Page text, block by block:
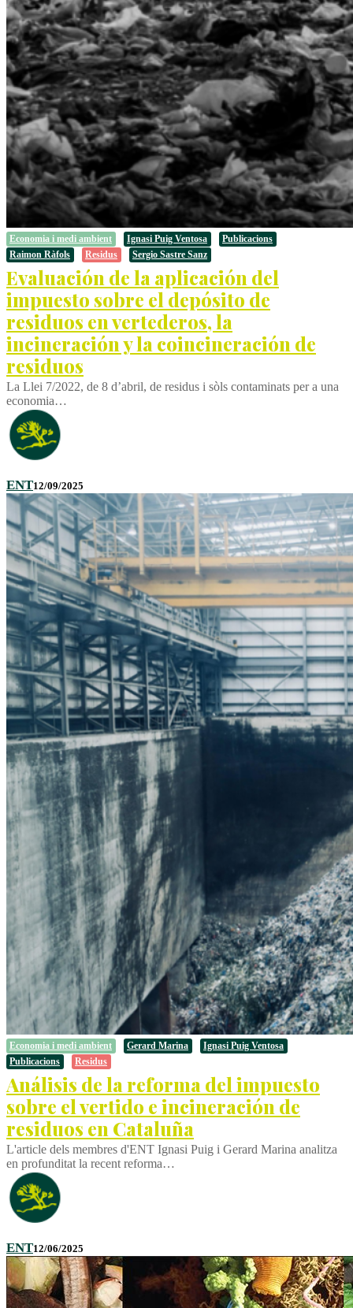
Economia i medi ambient Ignasi Puig Ventosa
Publicacions
Raimon Ràfols
Residus Sergio Sastre Sanz
Evaluación de la aplicación del
impuesto sobre el depósito de
residuos en vertederos, la
incineración y la coincineración de
residuos
La Llei 7/2022, de 8 d’abril, de residus i sòls contaminats per a una
economia…
ENT12/09/2025
Economia i medi ambient Gerard Marina
Ignasi Puig Ventosa
Publicacions
Residus
Análisis de la reforma del impuesto
sobre el vertido e incineración de
residuos en Cataluña
L'article dels membres d'ENT Ignasi Puig i Gerard Marina analitza
en profunditat la recent reforma…
ENT12/06/2025